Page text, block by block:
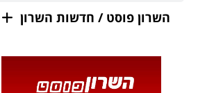
השרון פוסט / חדשות השרון